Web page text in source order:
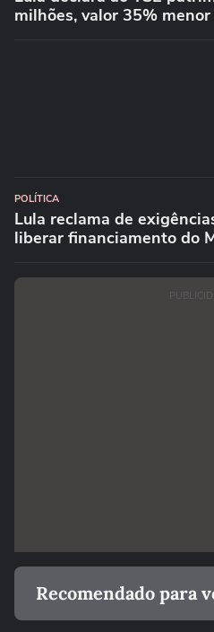
milhões, valor 35%
POLÍTICA
Lula reclama de
liberar financiamento do
Recomendado para